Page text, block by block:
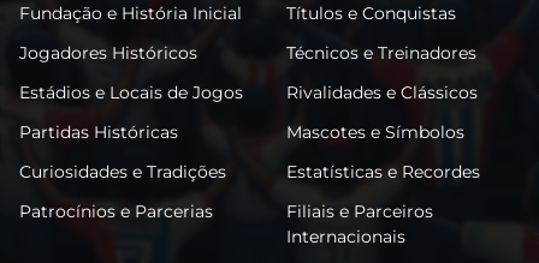
Fundação e História Inicial
Títulos e Conquistas
Jogadores Históricos
Técnicos e Treinadores
Estádios e Locais de Jogos
Rivalidades e Clássicos
Partidas Históricas
Mascotes e Símbolos
Curiosidades e Tradições
Estatísticas e Recordes
Patrocínios e Parcerias
Filiais e Parceiros
Internacionais